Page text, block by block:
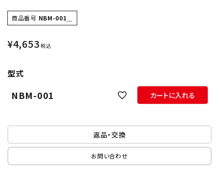
商品番号 NBM-001＿
¥4,653 税込
型式
NBM-001 カートに入れる
返品・交換
お問い合わせ